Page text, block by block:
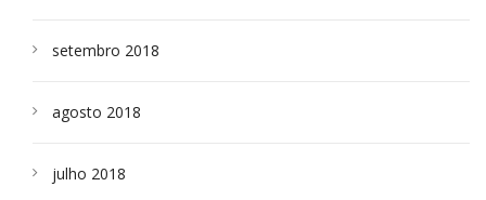
setembro 2018
agosto 2018
julho 2018